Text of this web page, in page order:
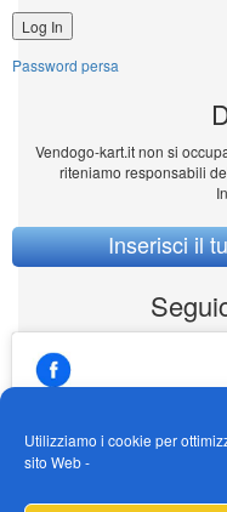
Utilizziamo i cookie per
sito Web -
Password persa
Vendogo-kart.it non si
riteniamo responsabili
Inserisci il
Fai clic per